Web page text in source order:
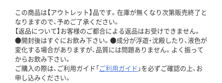
この商品は【アウトレット】品です。在庫が無くなり次第販売終了と
なりますので、予めご了承ください。
【返品について】お客様のご都合による返品はお受けできません。
●開封後はすぐにお飲み下さい。●成分が浮遊・沈殿したり、液色が
変化する場合がありますが、品質には問題ありません。よく振って
からお飲み下さい。
ご購入の際は、ご利用ガイド「ご利用ガイド 」を必ずご確認の上、お
申し込みください。